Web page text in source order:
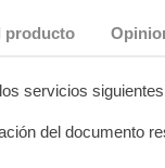
producto
servicios
del documento